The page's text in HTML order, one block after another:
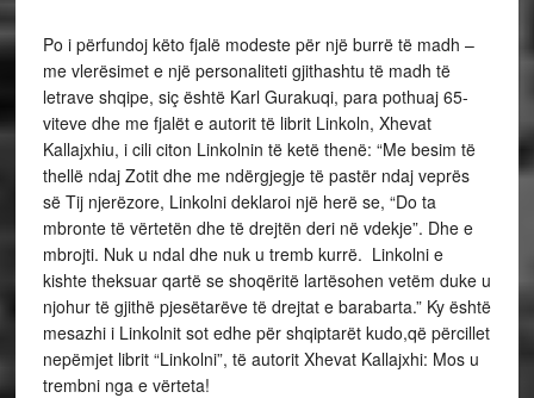
Po i përfundoj këto fjalë modeste për një burrë të madh –
me vlerësimet e një personaliteti gjithashtu të madh të
letrave shqipe, siç është Karl Gurakuqi, para pothuaj 65-
viteve dhe me fjalët e autorit të librit Linkoln, Xhevat
Kallajxhiu, i cili citon Linkolnin të ketë thenë: “Me besim të
thellë ndaj Zotit dhe me ndërgjegje të pastër ndaj veprës
së Tij njerëzore, Linkolni deklaroi një herë se, “Do ta
mbronte të vërtetën dhe të drejtën deri në vdekje”. Dhe e
mbrojti. Nuk u ndal dhe nuk u tremb kurrë. Linkolni e
kishte theksuar qartë se shoqëritë lartësohen vetëm duke u
njohur të gjithë pjesëtarëve të drejtat e barabarta.” Ky është
mesazhi i Linkolnit sot edhe për shqiptarët kudo,që përcillet
nepëmjet librit “Linkolni”, të autorit Xhevat Kallajxhi: Mos u
trembni nga e vërteta!